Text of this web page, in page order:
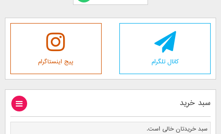
کانال تلگرام پیج اینستاگرام
سبد خرید
سبد خریدتان خالی است.